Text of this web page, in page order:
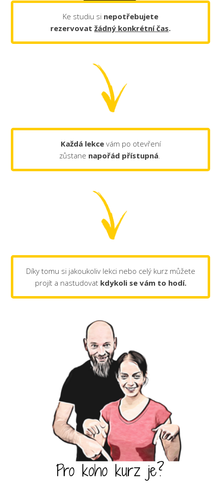
Ke studiu si nepotřebujete
rezervovat žádný konkrétní čas.
Každá lekcevám po otevření
zůstane napořád přístupná.
Díky tomu si jakoukoliv lekci nebo celý kurz můžete
projít a nastudovat kdykoli se vám to hodí.
Pro koho kurz je?